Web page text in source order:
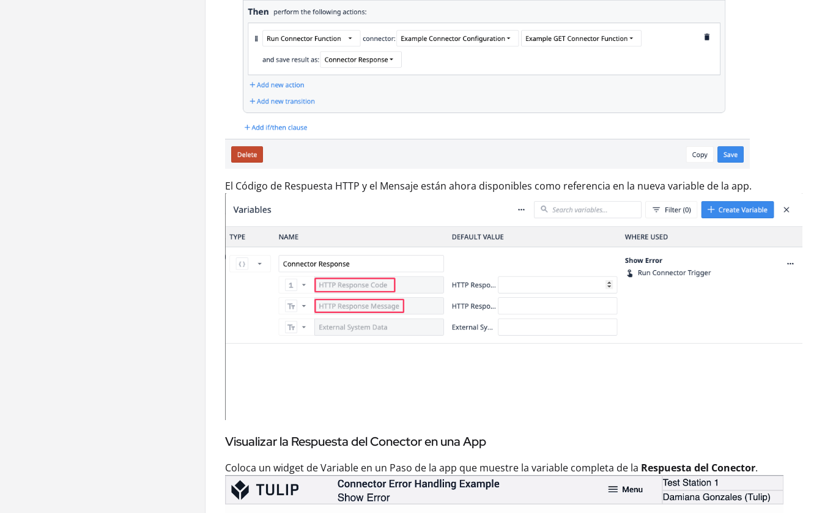
El Código de Respuesta HTTP y el Mensaje están ahora disponibles como referencia en la nueva variable de la app.
Visualizar la Respuesta del Conector en una App
Coloca un widget de Variable en un Paso de la app que muestre la variable completa de la Respuesta del Conector.